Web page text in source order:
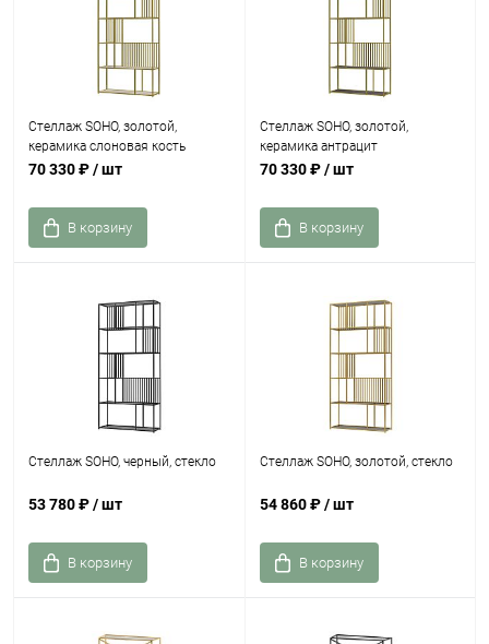
Стеллаж SOHO, золотой,
керамика слоновая кость
70 330 ₽/ шт
В корзину
Стеллаж SOHO, золотой,
керамика антрацит
70 330 ₽/ шт
В корзину
Стеллаж SOHO, черный, стекло
53 780 ₽/ шт
В корзину
Стеллаж SOHO, золотой, стекло
54 860 ₽/ шт
В корзину